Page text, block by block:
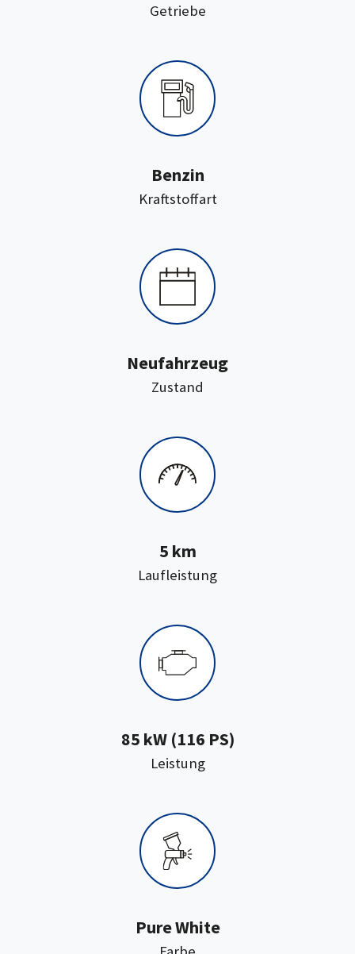
Getriebe:
Kraftstoffart:
Benzin
Zustand
Neufahrzeug
Laufleistung:
5 km
Leistung:
85 kW (116 PS)
Pure White